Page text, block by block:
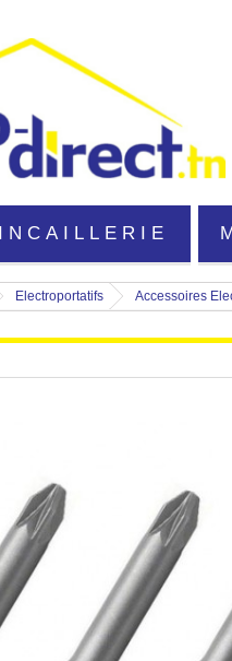
Electroportatifs Accessoires